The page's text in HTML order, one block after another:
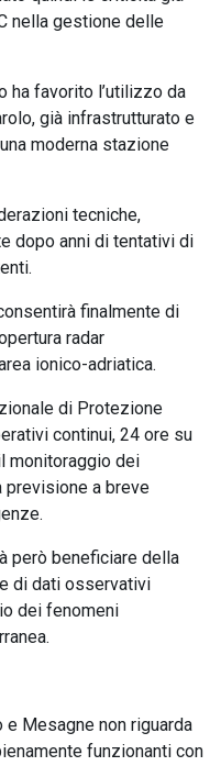
nella gestione delle
ha favorito l’utilizzo da
già infrastrutturato e
moderna stazione
tecniche,
dopo anni di tentativi di
finalmente di
radar
ionico-adriatica.
di Protezione
continui, 24 ore su
monitoraggio dei
a breve
però beneficiare della
di dati osservativi
dei fenomeni
e Mesagne non riguarda
funzionanti con